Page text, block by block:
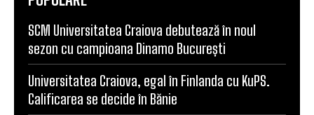
SCM Universitatea Craiova debutează în noul
sezon cu campioana Dinamo București
Universitatea Craiova, egal în Finlanda cu KuPS.
Calificarea se decide în Bănie